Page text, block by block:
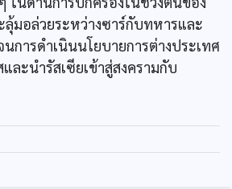
มอล่วยระหว่างซาร์กับทหารและ
การดำเนินนโยบายการต่างประเทศ
ละนำรัสเซียเข้าสู่สงครามกับ